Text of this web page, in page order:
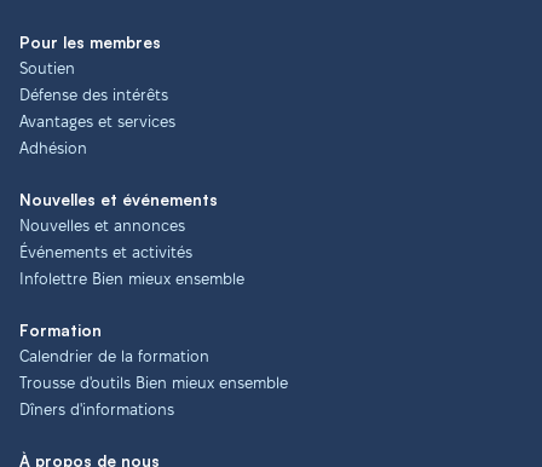
Pour les membres
Soutien
Défense des intérêts
Avantages et services
Adhésion
Nouvelles et événements
Nouvelles et annonces
Événements et activités
Infolettre Bien mieux ensemble
Formation
Calendrier de la formation
Trousse d'outils Bien mieux ensemble
Dîners d'informations
À propos de nous